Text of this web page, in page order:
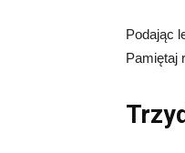
Podając
Pamiętaj